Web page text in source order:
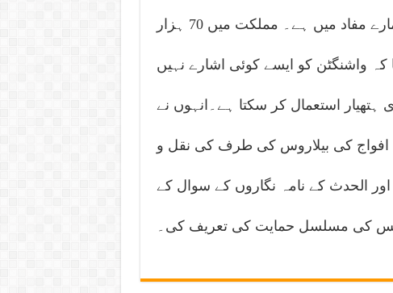
ساتھ سیکورٹی معاہدے کو برقرار رکھنا ہمارے مفاد میں ہے۔ مملکت میں 70 ہزار
واشنگٹن کو ایسے کوئی اشارے نہیں
استعمال کر سکتا ہے۔انہوں نے
افواج کی بیلاروس کی طرف کی نقل و
الحدث کے نامہ نگاروں کے سوال کے
کی مسلسل حمایت کی تعریف کی۔